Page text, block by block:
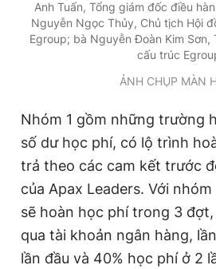
Anh Tuấn, Tổng giám đốc điều
Nguyễn Ngọc Thủy, Chủ tịch Hội
Egroup; bà Nguyễn Đoàn Kim
cấu trúc
ẢNH CHỤP MÀN
Nhóm 1 gồm những trường
số dư học phí, có lộ trình
trả theo các cam kết trước
của Apax Leaders. Với
sẽ hoàn học phí trong 3
qua tài khoản ngân hàng,
lần đầu và 40% học phí ở 2